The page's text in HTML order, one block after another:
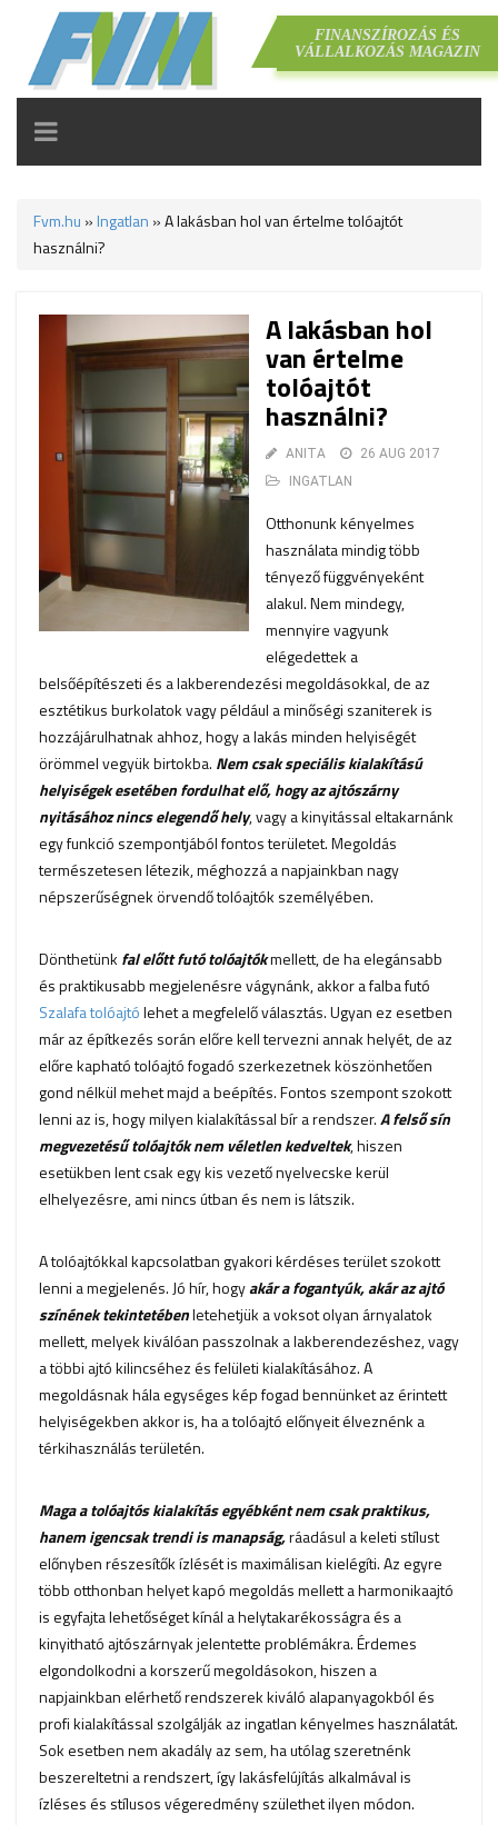
FINANSZÍROZÁS ÉS
VÁLLALKOZÁS MAGAZIN
TOGGLE
NAVIGATION
Fvm.hu » Ingatlan »A lakásban hol van értelme tolóajtót
használni?
A lakásban hol
van értelme
tolóajtót
használni?
ANITA
26 AUG 2017
INGATLAN
Otthonunk kényelmes
használata mindig több
tényező függvényeként
alakul. Nem mindegy,
mennyire vagyunk
elégedettek a
belsőépítészeti és a lakberendezési megoldásokkal, de az
esztétikus burkolatok vagy például a minőségi szaniterek is
hozzájárulhatnak ahhoz, hogy a lakás minden helyiségét
örömmel vegyük birtokba. Nem csak speciális kialakítású
helyiségek esetében fordulhat elő, hogy az ajtószárny
nyitásához nincs elegendő hely, vagy a kinyitással eltakarnánk
egy funkció szempontjából fontos területet. Megoldás
természetesen létezik, méghozzá a napjainkban nagy
népszerűségnek örvendő tolóajtók személyében.
Dönthetünk fal előtt futó tolóajtókmellett, de ha elegánsabb
és praktikusabb megjelenésre vágynánk, akkor a falba futó
Szalafa tolóajtólehet a megfelelő választás. Ugyan ez esetben
már az építkezés során előre kell tervezni annak helyét, de az
előre kapható tolóajtó fogadó szerkezetnek köszönhetően
gond nélkül mehet majd a beépítés. Fontos szempont szokott
lenni az is, hogy milyen kialakítással bír a rendszer.A felső sín
megvezetésű tolóajtók nem véletlen kedveltek, hiszen
esetükben lent csak egy kis vezető nyelvecske kerül
elhelyezésre, ami nincs útban és nem is látszik.
A tolóajtókkal kapcsolatban gyakori kérdéses terület szokott
lenni a megjelenés. Jó hír, hogyakár a fogantyúk, akár az ajtó
színének tekintetébenletehetjük a voksot olyan árnyalatok
mellett, melyek kiválóan passzolnak a lakberendezéshez, vagy
a többi ajtó kilincséhez és felületi kialakításához. A
megoldásnak hála egységes kép fogad bennünket az érintett
helyiségekben akkor is, ha a tolóajtó előnyeit élveznénk a
térkihasználás területén.
Maga a tolóajtós kialakítás egyébként nem csak praktikus,
hanem igencsak trendi is manapság,ráadásul a keleti stílust
előnyben részesítők ízlését is maximálisan kielégíti. Az egyre
több otthonban helyet kapó megoldás mellett a harmonikaajtó
is egyfajta lehetőséget kínál a helytakarékosságra és a
kinyitható ajtószárnyak jelentette problémákra. Érdemes
elgondolkodni a korszerű megoldásokon, hiszen a
napjainkban elérhető rendszerek kiváló alapanyagokból és
profi kialakítással szolgálják az ingatlan kényelmes használatát.
Sok esetben nem akadály az sem, ha utólag szeretnénk
beszereltetni a rendszert, így lakásfelújítás alkalmával is
ízléses és stílusos végeredmény születhet ilyen módon.